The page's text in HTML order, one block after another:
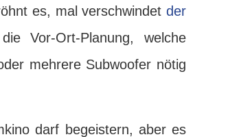
es, mal verschwindet der
Vor-Ort-Planung, welche
mehrere Subwoofer nötig
darf begeistern, aber es